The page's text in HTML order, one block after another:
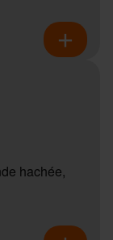
hachée,